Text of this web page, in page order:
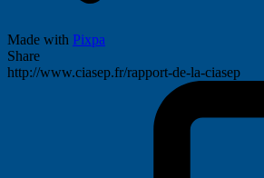
Made with Pixpa
Share
http://www.ciasep.fr/rapport-de-la-ciasep